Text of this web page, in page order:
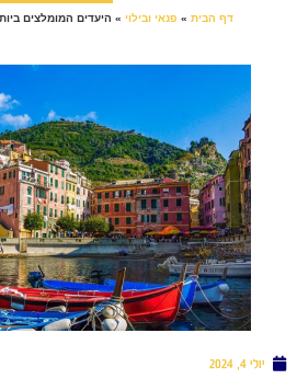
דף הבית » פנאי ובילוי » היעדים המומלצים
יולי 4, 2024